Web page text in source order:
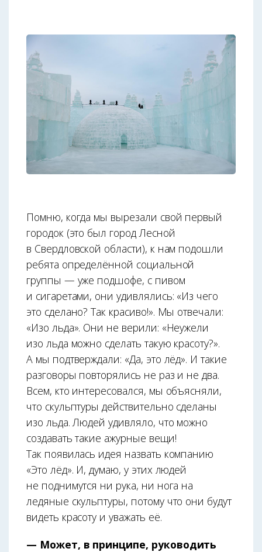
Помню, когда мы вырезали свой первый
городок (это был город Лесной
в Свердловской области), к нам подошли
ребята определённой социальной
группы — уже подшофе, с пивом
и сигаретами, они удивлялись: «Из чего
это сделано? Так красиво!». Мы отвечали:
«Изо льда». Они не верили: «Неужели
изо льда можно сделать такую красоту?».
А мы подтверждали: «Да, это лёд». И такие
разговоры повторялись не раз и не два.
Всем, кто интересовался, мы объясняли,
что скульптуры действительно сделаны
изо льда. Людей удивляло, что можно
создавать такие ажурные вещи!
Так появилась идея назвать компанию
«Это лёд». И, думаю, у этих людей
не поднимутся ни рука, ни нога на
ледяные скульптуры, потому что они будут
видеть красоту и уважать её.
— Может, в принципе, руководить